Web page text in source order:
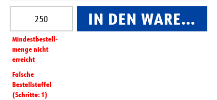
Produkt Anzahl: Gib den gewünschten Wert ein
Mindest­­bestell­­
menge nicht
erreicht
Falsche
Bestellstaffel
(Schritte: 1)
IN DEN